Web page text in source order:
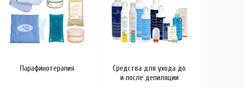
Парафинотерапия
Средства для ухода до
и после депиляции